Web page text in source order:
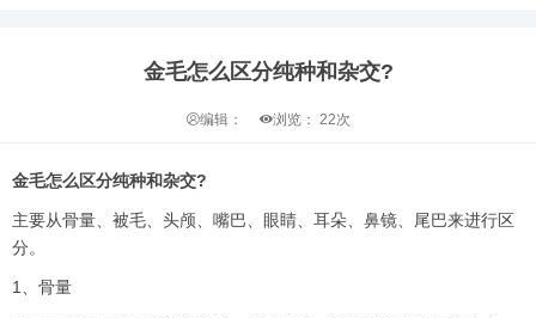
金毛怎么区分纯种和杂交?
编辑： 浏览： 22次
金毛怎么区分纯种和杂交?
主要从骨量、被毛、头颅、嘴巴、眼睛、耳朵、鼻镜、尾巴来进行区
分。
1、骨量